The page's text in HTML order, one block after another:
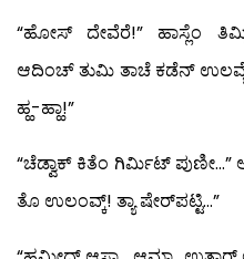
“ಹೋಸ್ ದೇವೆರೆ!” ಹಾಸ್ಲೆಂ
ಆದಿಂಚ್ ತುಮಿ ತಾಚೆ ಕಡೆನ್
ಹ್ಹ-ಹ್ಹಾ!”
“ಚೆಡ್ವಾಕ್ ಕಿತೆಂ ಗಿರ್ಮಿಟ್
ತೊ ಉಲಂವ್ಕ್! ತ್ಯಾ ಷೇರ್‌ಪಟ್ಟಿ…”